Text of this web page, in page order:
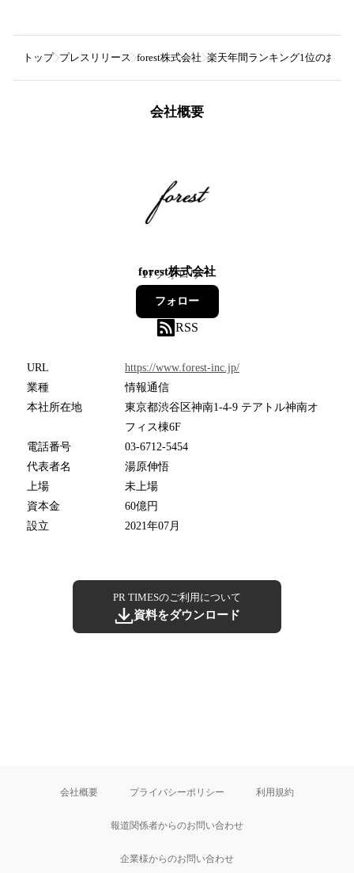
トップ プレスリリース forest株式会社 楽天年間ランキング1位のおね
会社概要
forest株式会社
17フォロワー
フォロー
RSS
URL
https://www.forest-inc.jp/
業種
情報通信
本社所在地
東京都渋谷区神南1-4-9 テアトル神南オ
フィス棟6F
電話番号
03-6712-5454
代表者名
湯原伸悟
上場
未上場
資本金
60億円
設立
2021年07月
PR TIMESのご利用について
資料をダウンロード
会社概要 プライバシーポリシー 利用規約
報道関係者からのお問い合わせ
企業様からのお問い合わせ